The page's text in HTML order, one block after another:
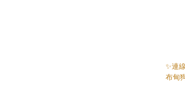
✨連
布甸